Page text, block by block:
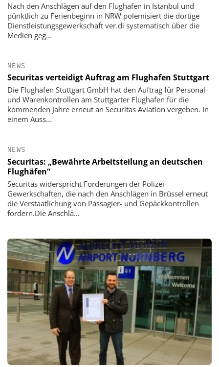
Nach den Anschlägen auf den Flughafen in Istanbul und
pünktlich zu Ferienbeginn in NRW polemisiert die dortige
Dienstleistungsgewerkschaft ver.di systematisch über die
Medien geg...
NEWS
Securitas verteidigt Auftrag am Flughafen Stuttgart
Die Flughafen Stuttgart GmbH hat den Auftrag für Personal-
und Warenkontrollen am Stuttgarter Flughafen für die
kommenden Jahre erneut an Securitas Aviation vergeben. In
einem Auss...
NEWS
Securitas: „Bewährte Arbeitsteilung an deutschen
Flughäfen“
Securitas widerspricht Forderungen der Polizei-
Gewerkschaften, die nach den Anschlägen in Brüssel erneut
die Verstaatlichung von Passagier- und Gepäckkontrollen
fordern.Die Anschlä...